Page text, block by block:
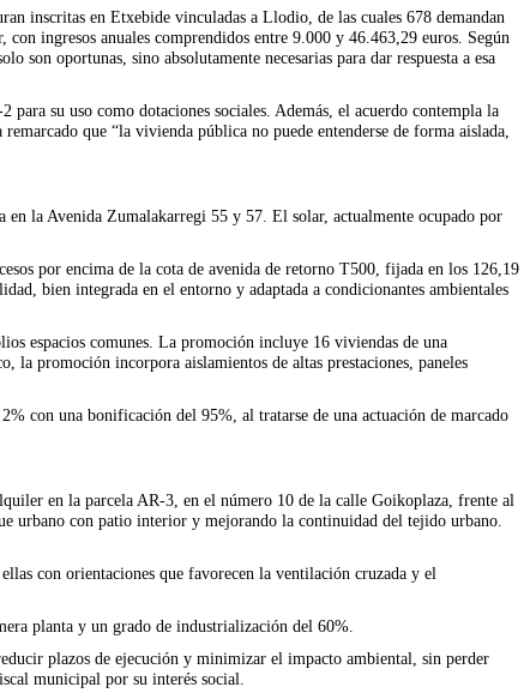
inscritas en Etxebide vinculadas a Llodio, de las cuales 678 demandan
ingresos anuales comprendidos entre 9.000 y 46.463,29 euros. Según
oportunas, sino absolutamente necesarias para dar respuesta a esa
su uso como dotaciones sociales. Además, el acuerdo contempla la
que “la vivienda pública no puede entenderse de forma aislada,
la Avenida Zumalakarregi 55 y 57. El solar, actualmente ocupado por
por encima de la cota de avenida de retorno T500, fijada en los 126,19
bien integrada en el entorno y adaptada a condicionantes ambientales
espacios comunes. La promoción incluye 16 viviendas de una
promoción incorpora aislamientos de altas prestaciones, paneles
con una bonificación del 95%, al tratarse de una actuación de marcado
en la parcela AR-3, en el número 10 de la calle Goikoplaza, frente al
urbano con patio interior y mejorando la continuidad del tejido urbano.
con orientaciones que favorecen la ventilación cruzada y el
planta y un grado de industrialización del 60%.
plazos de ejecución y minimizar el impacto ambiental, sin perder
municipal por su interés social.